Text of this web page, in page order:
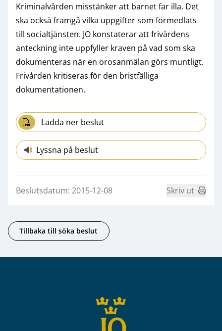
Kriminalvården misstänker att barnet far illa. Det
ska också framgå vilka uppgifter som förmedlats
till socialtjänsten. JO konstaterar att frivårdens
anteckning inte uppfyller kraven på vad som ska
dokumenteras när en orosanmälan görs muntligt.
Frivården kritiseras för den bristfälliga
dokumentationen.
Ladda ner beslut
Lyssna på beslut
Beslutsdatum: 2015-12-08 Skriv ut
Tillbaka till söka beslut